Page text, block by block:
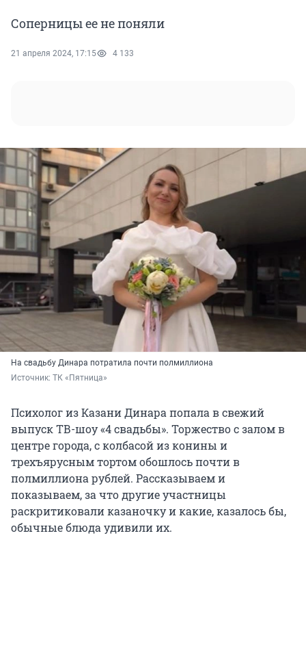
Соперницы ее не поняли
21 апреля 2024, 17:15 4 133
На свадьбу Динара потратила почти полмиллиона
Источник: ТК «Пятница»
Психолог из Казани Динара попала в свежий
выпуск ТВ-шоу «4 свадьбы». Торжество с залом в
центре города, с колбасой из конины и
трехъярусным тортом обошлось почти в
полмиллиона рублей. Рассказываем и
показываем, за что другие участницы
раскритиковали казаночку и какие, казалось бы,
обычные блюда удивили их.